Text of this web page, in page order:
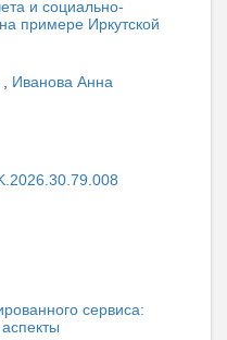
и социально-
примере Иркутской
Иванова Анна
сервиса: